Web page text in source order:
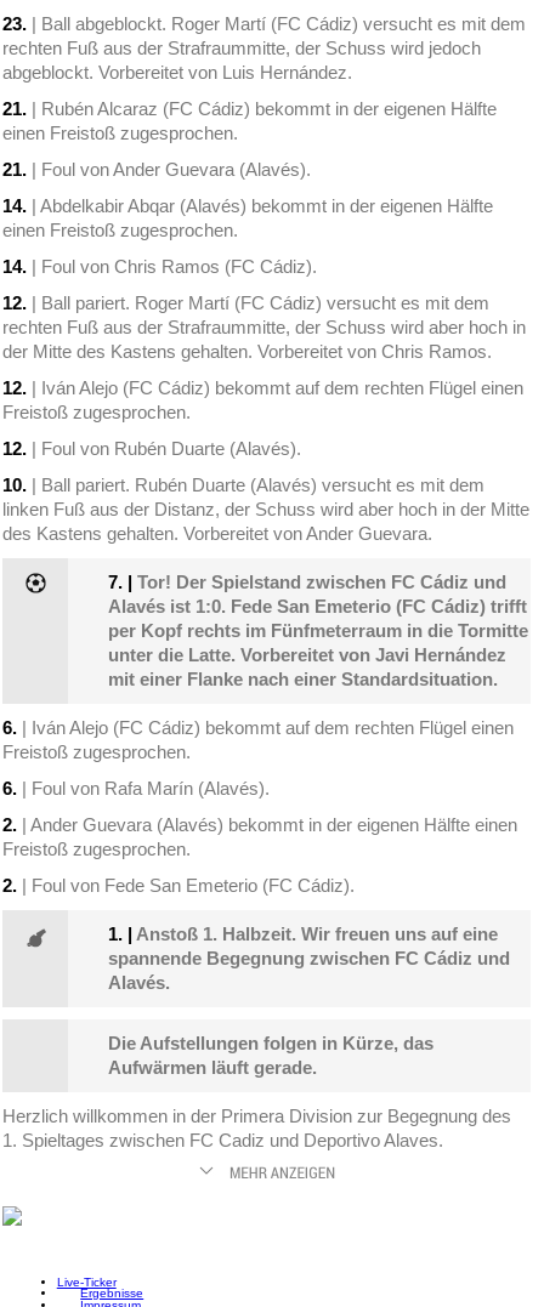
23. | Ball abgeblockt. Roger Martí (FC Cádiz) versucht es mit dem
rechten Fuß aus der Strafraummitte, der Schuss wird jedoch
abgeblockt. Vorbereitet von Luis Hernández.
21. | Rubén Alcaraz (FC Cádiz) bekommt in der eigenen Hälfte
einen Freistoß zugesprochen.
21. | Foul von Ander Guevara (Alavés).
14. | Abdelkabir Abqar (Alavés) bekommt in der eigenen Hälfte
einen Freistoß zugesprochen.
14. | Foul von Chris Ramos (FC Cádiz).
12. | Ball pariert. Roger Martí (FC Cádiz) versucht es mit dem
rechten Fuß aus der Strafraummitte, der Schuss wird aber hoch in
der Mitte des Kastens gehalten. Vorbereitet von Chris Ramos.
12. | Iván Alejo (FC Cádiz) bekommt auf dem rechten Flügel einen
Freistoß zugesprochen.
12. | Foul von Rubén Duarte (Alavés).
10. | Ball pariert. Rubén Duarte (Alavés) versucht es mit dem
linken Fuß aus der Distanz, der Schuss wird aber hoch in der Mitte
des Kastens gehalten. Vorbereitet von Ander Guevara.
7. |Tor! Der Spielstand zwischen FC Cádiz und
Alavés ist 1:0. Fede San Emeterio (FC Cádiz) trifft
per Kopf rechts im Fünfmeterraum in die Tormitte
unter die Latte. Vorbereitet von Javi Hernández
mit einer Flanke nach einer Standardsituation.
6. | Iván Alejo (FC Cádiz) bekommt auf dem rechten Flügel einen
Freistoß zugesprochen.
6. | Foul von Rafa Marín (Alavés).
2. | Ander Guevara (Alavés) bekommt in der eigenen Hälfte einen
Freistoß zugesprochen.
2. | Foul von Fede San Emeterio (FC Cádiz).
1. | Anstoß 1. Halbzeit. Wir freuen uns auf eine
spannende Begegnung zwischen FC Cádiz und
Alavés.
Die Aufstellungen folgen in Kürze, das
Aufwärmen läuft gerade.
Herzlich willkommen in der Primera Division zur Begegnung des
1. Spieltages zwischen FC Cadiz und Deportivo Alaves.
Live-Ticker
Ergebnisse